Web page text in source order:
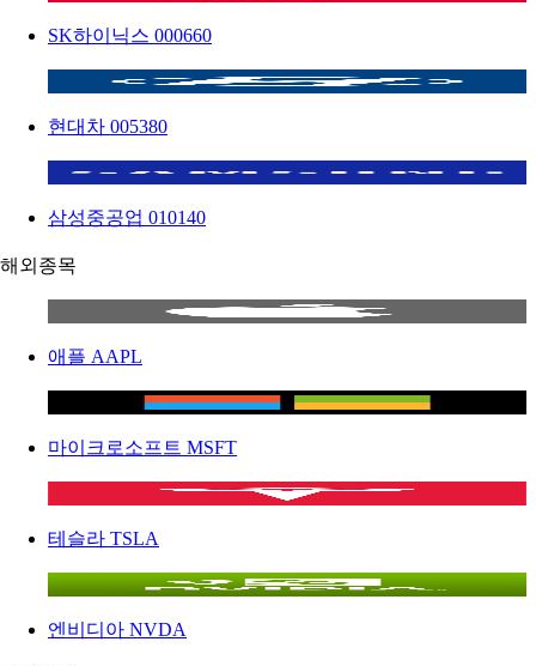
SK하이닉스 000660
현대차 005380
삼성중공업 010140
해외종목
애플 AAPL
마이크로소프트 MSFT
테슬라 TSLA
엔비디아 NVDA